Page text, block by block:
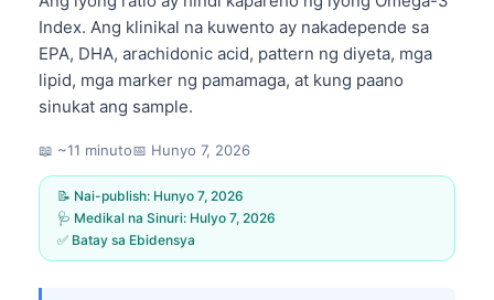
Index. Ang klinikal na kuwento ay nakadepende sa
EPA, DHA, arachidonic acid, pattern ng diyeta, mga
lipid, mga marker ng pamamaga, at kung paano
sinukat ang sample.
📖 ~11 minuto📅 Hunyo 7, 2026
📝 Nai-publish: Hunyo 7, 2026
🩺 Medikal na Sinuri: Hulyo 7, 2026
✅ Batay sa Ebidensya